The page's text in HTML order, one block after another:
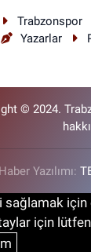
Trabzonspor
Yazarlar
© 2024.
Haber Yazılımı:
sağlamak
için lütfen